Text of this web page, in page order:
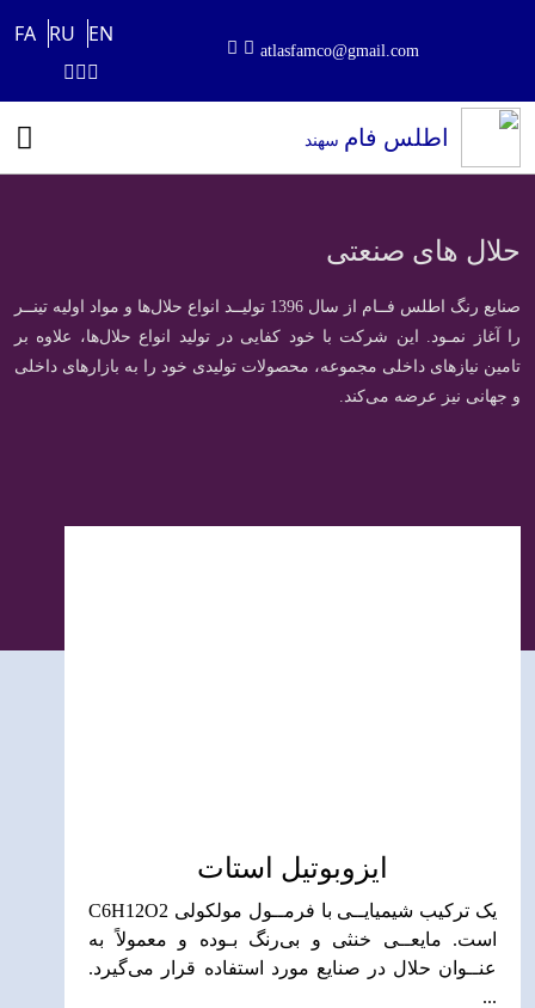
atlasfamco@gmail.com
EN
RU
FA
اطلس فامسهند
حلال های صنعتی
صنایع رنگ اطلس فــام از سال 1396 تولیــد انواع حلال‌ها و مواد اولیه تینــر
را آغاز نمـود. این شرکت با خود کفایی در تولید انواع حلال‌ها، علاوه بر
تامین نیازهای داخلی مجموعه، محصولات تولیدی خود را به بازارهای داخلی
و جهانی نیز عرضه می‌کند.
ایزوبوتیل استات
یک ترکیب شیمیایــی با فرمــول مولکولی C6H12O2
است. مایعــی خنثی و بی‌رنگ بـوده و معمولاً به
عنــوان حلال در صنایع مورد استفاده قرار می‌گیرد.
...